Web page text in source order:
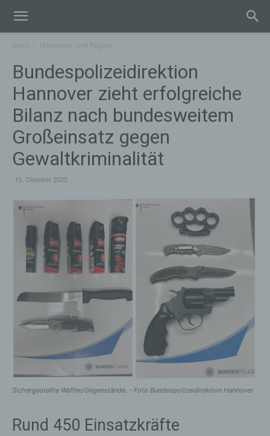
Bundespolizeidirektion
Hannover zieht erfolgreiche
Bilanz nach bundesweitem
Großeinsatz gegen
Gewaltkriminalität
15. Oktober 2025
Sichergestellte Waffen/Gegenstände. - Foto Bundespolizeidirektion Hannover
Rund 450 Einsatzkräfte